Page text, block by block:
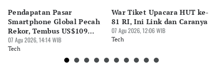
Pendapatan Pasar
Smartphone Global Pecah
Rekor, Tembus US$109
Miliar
07 Agu 2026, 14:14 WIB
Tech
War Tiket Upacara HUT ke-
81 RI, Ini Link dan Caranya
07 Agu 2026, 12:06 WIB
Tech